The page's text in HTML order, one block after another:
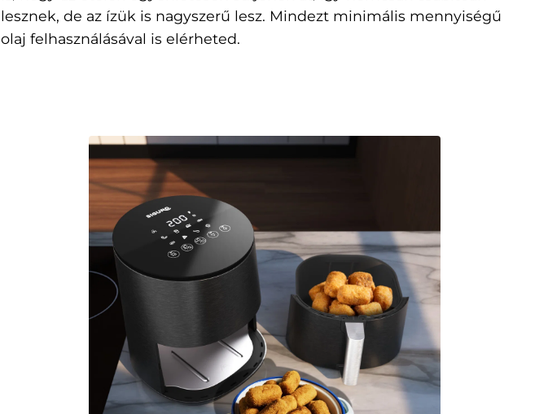
lesznek, de az ízük is nagyszerű lesz. Mindezt minimális mennyiségű
olaj felhasználásával is elérheted.